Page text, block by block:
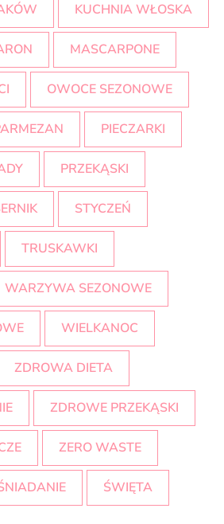
KUCHNIA WŁOSKA
MASCARPONE
OWOCE SEZONOWE
PIECZARKI
PRZEKĄSKI
STYCZEŃ
TRUSKAWKI
WARZYWA SEZONOWE
WIELKANOC
ZDROWA DIETA
ZDROWE PRZEKĄSKI
ZERO WASTE
ŚWIĘTA